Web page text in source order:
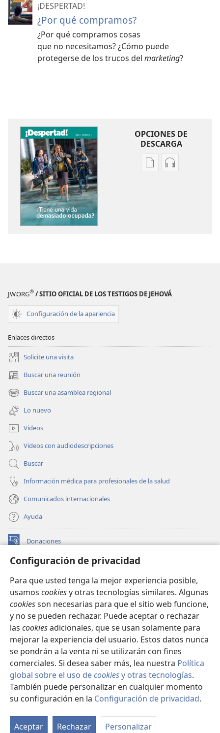
Configuración de privacidad
Para que usted tenga la mejor experiencia posible,
usamos cookiesy otras tecnologías similares. Algunas
cookiesson necesarias para que el sitio web funcione,
y no se pueden rechazar. Puede aceptar o rechazar
las cookiesadicionales, que se usan solamente para
mejorar la experiencia del usuario. Estos datos nunca
se pondrán a la venta ni se utilizarán con fines
comerciales. Si desea saber más, lea nuestra Política
global sobre el uso decookiesy otras tecnologías.
También puede personalizar en cualquier momento
su configuración en la Configuración de privacidad.
Aceptar Rechazar Personalizar
¡DESPERTAD!
¿Por qué compramos?
¿Por qué compramos cosas
que no necesitamos? ¿Cómo puede
protegerse de los trucos del marketing?
OPCIONES DE
DESCARGA
OpcionesOpciones
JW.ORG® / SITIO OFICIAL DE LOS TESTIGOS DE JEHOVÁ
Configuración de la apariencia
Enlaces directos
Solicite una visita
Buscar una reunión
(abre
una
nueva
ventana)
Buscar una asamblea regional
(abre
una
nueva
ventana)
Lo nuevo
Videos
Videos con audiodescripciones
Buscar
Información médica para profesionales de la salud
Comunicados internacionales
Ayuda
Donaciones
(abre
nueva BIBLIOTECA EN LÍNEA Watchtower™
una
nueva
ventana)
JW Hub
(abre
una
nueva
ventana)
JW Library
Watchtower Library
Copyright© 2026 Watch Tower Bible and Tract Society of Pennsylvania.
CONDICIONES DE USO|POLÍTICA DE PRIVACIDAD|
CONFIGURACIÓN DE PRIVACIDAD